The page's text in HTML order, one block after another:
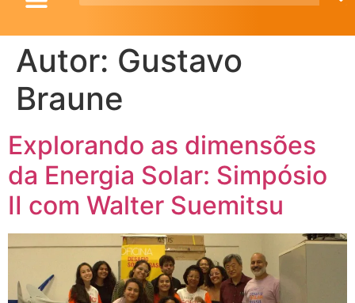
Autor: Gustavo
Braune
Explorando as dimensões
da Energia Solar: Simpósio
II com Walter Suemitsu